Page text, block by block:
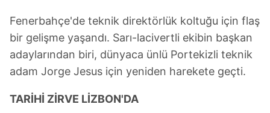
Fenerbahçe'de teknik direktörlük koltuğu için flaş
bir gelişme yaşandı. Sarı-lacivertli ekibin başkan
adaylarından biri, dünyaca ünlü Portekizli teknik
adam Jorge Jesus için yeniden harekete geçti.
TARİHİ ZİRVE LİZBON'DA